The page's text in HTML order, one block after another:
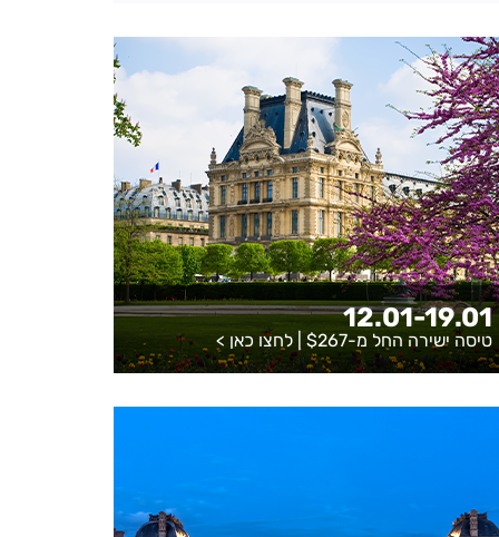
12.01-19.01
טיסה ישירה החל מ-$267 | לחצו כאן >